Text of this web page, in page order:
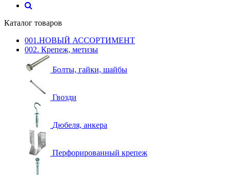
Каталог товаров
001.НОВЫЙ АССОРТИМЕНТ
002. Крепеж, метизы
Болты, гайки, шайбы
Гвозди
Дюбеля, анкера
Перфорированный крепеж